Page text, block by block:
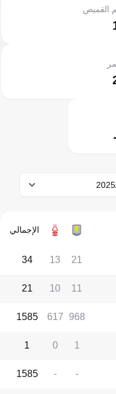
القميص
الإجمالي
21
13
34
11
10
21
968
617
1585
1
0
1
-
-
1585